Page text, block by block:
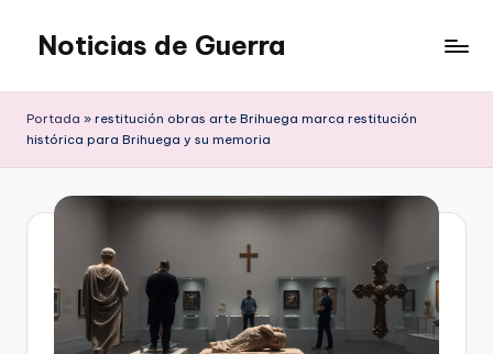
Saltar
contenido
Noticias de Guerra
Portada » restitución obras arte Brihuega marca restitución
histórica para Brihuega y su memoria